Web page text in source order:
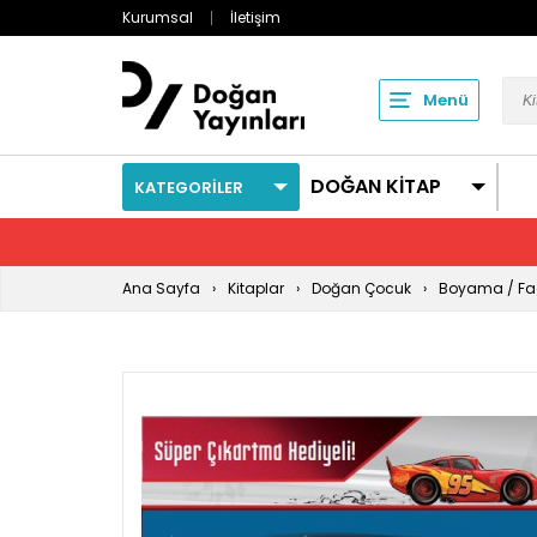
Kurumsal İletişim
Menü
KATEGORİLER DOĞAN KİTAP
Ana Sayfa Kitaplar Doğan Çocuk Boyama /